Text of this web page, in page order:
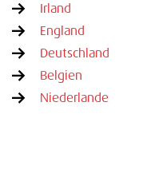
Irland
England
Deutschland
Belgien
Niederlande